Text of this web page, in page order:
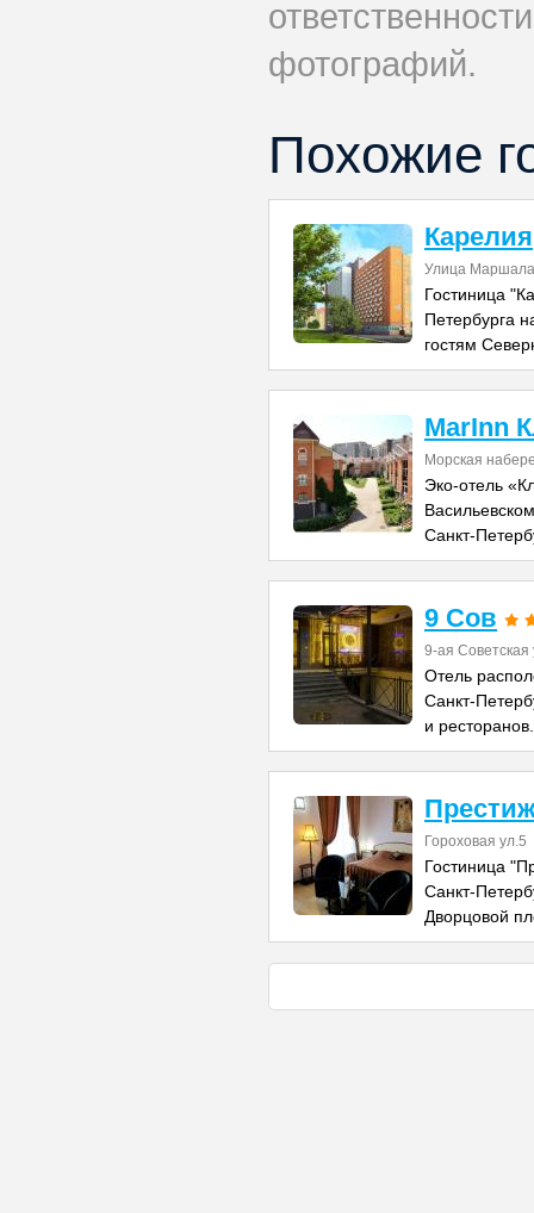
фотографий.
Похожие
Карелия
Улица Маршала
Гостиница
Петербурга
гостям
MarInn
Морская
Эко-отель
Санкт-
9 Сов
9-ая Советская
Отель
Санкт-
и
Гороховая ул.5
Гостиница
Санкт-
Дворцовой